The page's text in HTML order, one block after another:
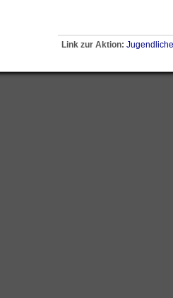
Link zur Aktion: